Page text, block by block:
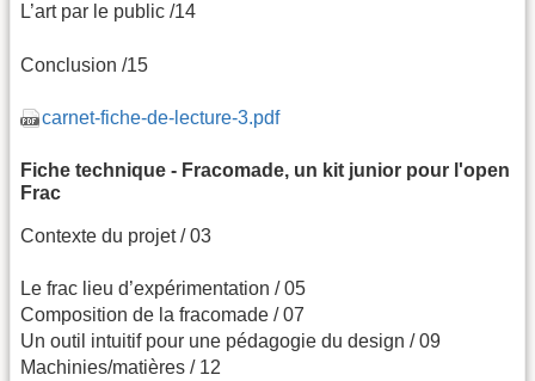
L’art par le public /14
Conclusion /15
carnet-fiche-de-lecture-3.pdf
Fiche technique - Fracomade, un kit junior pour l'open
Frac
Contexte du projet / 03
Le frac lieu d’expérimentation / 05
Composition de la fracomade / 07
Un outil intuitif pour une pédagogie du design / 09
Machinies/matières / 12